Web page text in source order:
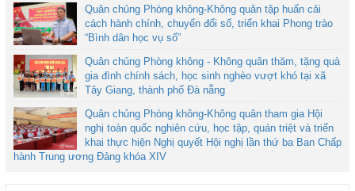
Quân chủng Phòng không-Không quân tập huấn cải
cách hành chính, chuyển đổi số, triển khai Phong trào
“Bình dân học vụ số”
Quân chủng Phòng không - Không quân thăm, tặng quà
gia đình chính sách, học sinh nghèo vượt khó tại xã
Tây Giang, thành phố Đà nẵng
Quân chủng Phòng không-Không quân tham gia Hội
nghị toàn quốc nghiên cứu, học tập, quán triệt và triển
khai thực hiện Nghị quyết Hội nghị lần thứ ba Ban Chấp
hành Trung ương Đảng khóa XIV